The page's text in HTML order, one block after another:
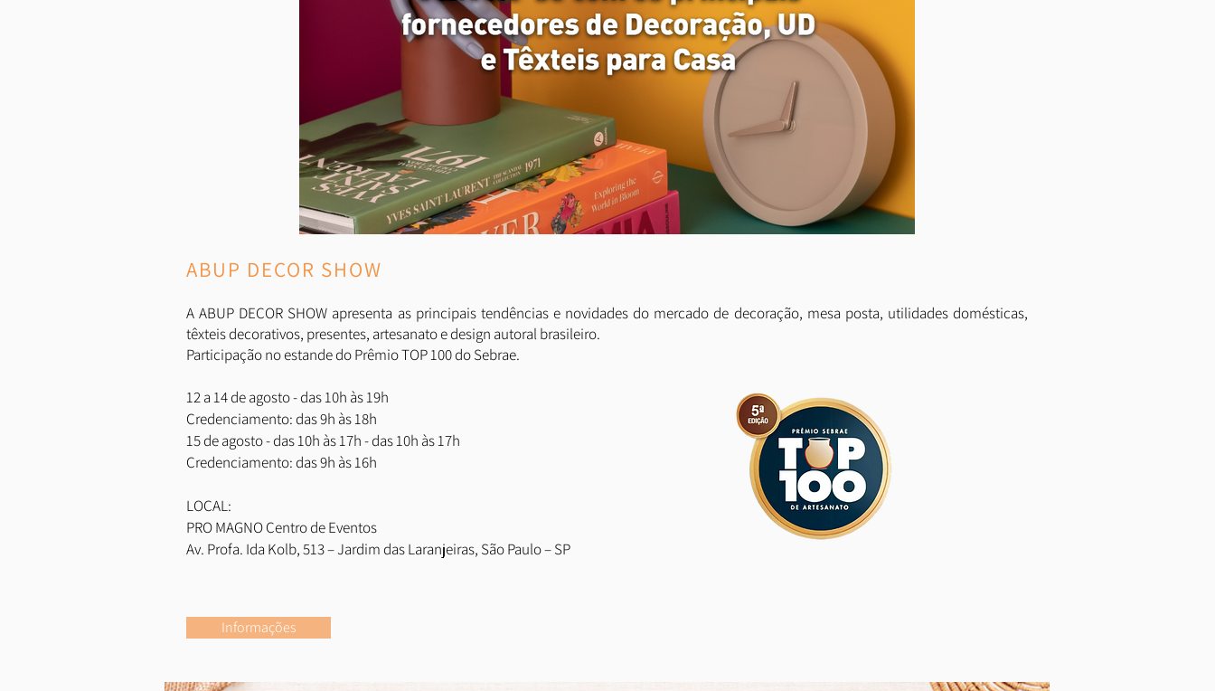
ABUP DECOR SHOW
A ABUP DECOR SHOW apresenta as principais tendências e novidades do mercado de decoração, mesa posta, utilidades domésticas,
têxteis decorativos, presentes, artesanato e design autoral brasileiro.
Participação no estande do Prêmio TOP 100 do Sebrae.​
12 a 14 de agosto - das 10h às 19h
Credenciamento: das 9h às 18h
15 de agosto - das 10h às 17h - das 10h às 17h
Credenciamento: das 9h às 16h
LOCAL:
PRO MAGNO Centro de Eventos
Av. Profa. Ida Kolb, 513 – Jardim das Laranjeiras, São Paulo – SP
Informações